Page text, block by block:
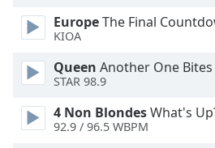
Font
Size
Text
EuropeThe Final
KIOA
Queen Another One
STAR 98.9
4 Non BlondesWhat's
92.9 / 96.5 WBPM